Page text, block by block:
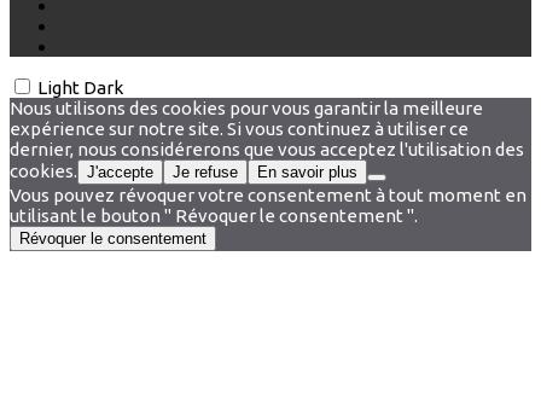
Light Dark
Nous utilisons des cookies pour vous garantir la meilleure
expérience sur notre site. Si vous continuez à utiliser ce
dernier, nous considérerons que vous acceptez l'utilisation des
cookies. J'accepte Je refuse En savoir plus
Vous pouvez révoquer votre consentement à tout moment en
utilisant le bouton " Révoquer le consentement ".
Révoquer le consentement